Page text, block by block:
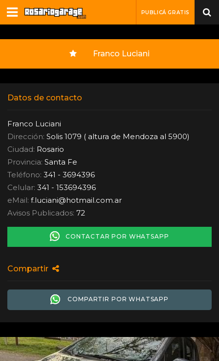
PUBLICÁ GRATIS
Franco Luciani
Datos de contacto
Franco Luciani
Dirección: Solis 1079 ( altura de Mendoza al 5900)
Ciudad: Rosario
Provincia: Santa Fe
Teléfono: 341 - 3694396
Celular: 341 - 153694396
eMail: f.luciani@hotmail.com.ar
Avisos Publicados: 72
CONTACTAR POR WHATSAPP
Compartir
COMPARTIR POR WHATSAPP